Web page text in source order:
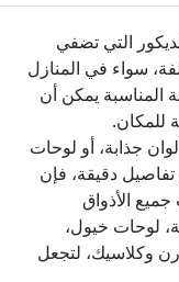
التي تضفي
سواء في المنازل
المناسبة يمكن أن
للمكان.
جذابة، أو لوحات
دقيقة، فإن
الأذواق
لوحات خيول،
وكلاسيك، لتجعل